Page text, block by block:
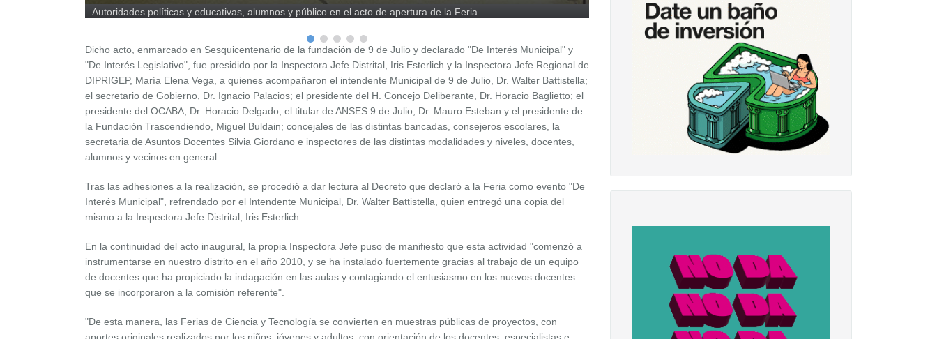
Autoridades políticas y educativas, alumnos y público en el acto de apertura de la Feria. Vista de los stands presentados en la Feria Distrital.
Vista de los stands presentados en la Feria Distrital.
El intendente Battistella entrega el decreto “De Interés Municipal”.
Dicho acto, enmarcado en Sesquicentenario de la fundación de 9 de Julio y declarado "De Interés Municipal" y
"De Interés Legislativo", fue presidido por la Inspectora Jefe Distrital, Iris Esterlich y la Inspectora Jefe Regional de
DIPRIGEP, María Elena Vega, a quienes acompañaron el intendente Municipal de 9 de Julio, Dr. Walter Battistella;
el secretario de Gobierno, Dr. Ignacio Palacios; el presidente del H. Concejo Deliberante, Dr. Horacio Baglietto; el
presidente del OCABA, Dr. Horacio Delgado; el titular de ANSES 9 de Julio, Dr. Mauro Esteban y el presidente de
la Fundación Trascendiendo, Miguel Buldain; concejales de las distintas bancadas, consejeros escolares, la
secretaria de Asuntos Docentes Silvia Giordano e inspectores de las distintas modalidades y niveles, docentes,
alumnos y vecinos en general.
Tras las adhesiones a la realización, se procedió a dar lectura al Decreto que declaró a la Feria como evento "De
Interés Municipal", refrendado por el Intendente Municipal, Dr. Walter Battistella, quien entregó una copia del
mismo a la Inspectora Jefe Distrital, Iris Esterlich.
En la continuidad del acto inaugural, la propia Inspectora Jefe puso de manifiesto que esta actividad "comenzó a
instrumentarse en nuestro distrito en el año 2010, y se ha instalado fuertemente gracias al trabajo de un equipo
de docentes que ha propiciado la indagación en las aulas y contagiando el entusiasmo en los nuevos docentes
que se incorporaron a la comisión referente".
"De esta manera, las Ferias de Ciencia y Tecnología se convierten en muestras públicas de proyectos, con
aportes originales realizados por los niños, jóvenes y adultos; con orientación de los docentes, especialistas e